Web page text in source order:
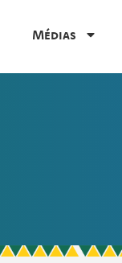
Médias